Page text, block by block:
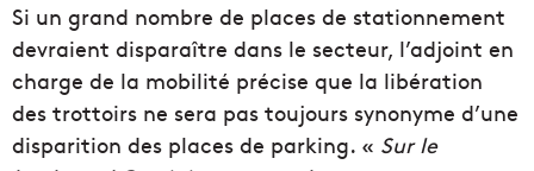
Si un grand nombre de places de stationnement
devraient disparaître dans le secteur, l’adjoint en
charge de la mobilité précise que la libération
des trottoirs ne sera pas toujours synonyme d’une
disparition des places de parking. « Sur le